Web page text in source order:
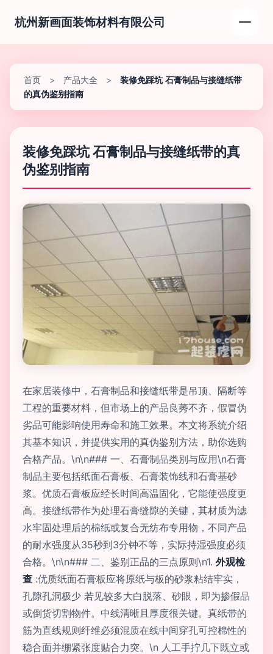
杭州新画面装饰材料有限公司
首页 > 产品大全 >
装修免踩坑 石膏制品与接缝纸带
的真伪鉴别指南
装修免踩坑 石膏制品与接缝纸带的真
伪鉴别指南
在家居装修中，石膏制品和接缝纸带是吊顶、隔断等
工程的重要材料，但市场上的产品良莠不齐，假冒伪
劣品可能影响使用寿命和施工效果。本文将系统介绍
其基本知识，并提供实用的真伪鉴别方法，助你选购
合格产品。\n\n### 一、石膏制品类別与应用\n石膏
制品主要包括纸面石膏板、石膏装饰线和石膏基砂
浆。优质石膏板应经长时间高温固化，它能使强度更
高。接缝纸带作为处理石膏缝隙的关键，其材质为滤
水牢固处理后的棉纸或复合无纺布专用物，不同产品
的耐水强度从35秒到3分钟不等，实际持湿强度必须
合格。\n\n### 二、鉴别正品的三点原则\n1. 外观检
查 :优质纸面石膏板应将原纸与板的砂浆粘结牢实，
孔隙孔洞极少 若见较多大白脱落、砂眼，即为掺假品
或倒货切割物件。中线清晰且厚度很关键。真纸带的
筋为直线规则纤维必须混质在线中间穿孔可控棉性的
稳合面并绷紧张度贴合力突。\n 人工手拧几下既立或